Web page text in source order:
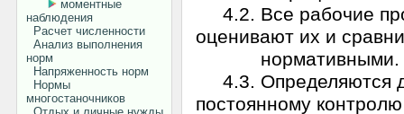
моментные
наблюдения
Расчет численности
Анализ выполнения
норм
Напряженность норм
Нормы
многостаночников
4.2. Все рабочие
оценивают их и
нормативными.
4.3. Определяются
постоянному